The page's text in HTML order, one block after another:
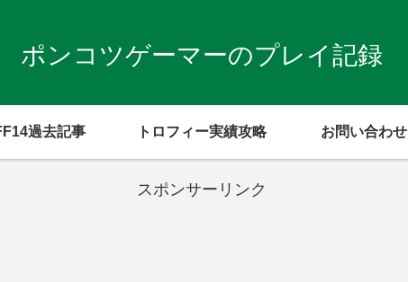
ポンコツゲーマーのプレイ記録
過去記事 トロフィー実績攻略 お問い合わせ
スポンサーリンク